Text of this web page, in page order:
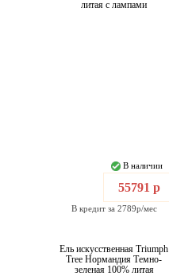
литая c лампами
В наличии
55791 р
В кредит за 2789р/мес
Ель искусственная Triumph
Tree Нормандия Темно-
зеленая 100% литая